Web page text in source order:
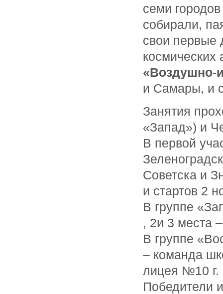
семи
собирали,
свои первые
космических
«Воздушно-
и Самары, и
Занятия
«Запад») и
В первой
Советска и
и стартов 2
В группе
, 2и 3 места
В группе
– команда
лицея №10 г.
Победители